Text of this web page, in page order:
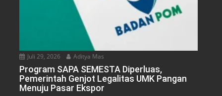
Juli 29, 2026 Aditya Mas
Program SAPA SEMESTA Diperluas,
Pemerintah Genjot Legalitas UMK Pangan
Menuju Pasar Ekspor